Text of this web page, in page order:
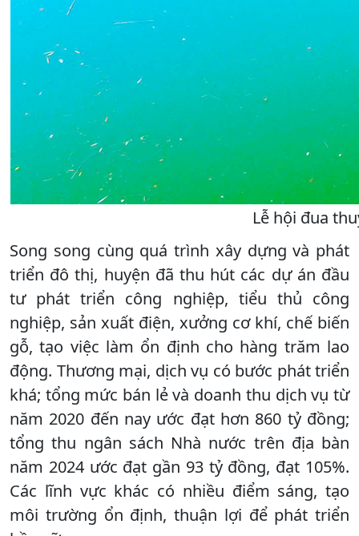
Lễ hội đua
Song song cùng quá trình xây dựng và phát
triển đô thị, huyện đã thu hút các dự án đầu
tư phát triển công nghiệp, tiểu thủ công
nghiệp, sản xuất điện, xưởng cơ khí, chế biến
gỗ, tạo việc làm ổn định cho hàng trăm lao
động. Thương mại, dịch vụ có bước phát triển
khá; tổng mức bán lẻ và doanh thu dịch vụ từ
năm 2020 đến nay ước đạt hơn 860 tỷ đồng;
tổng thu ngân sách Nhà nước trên địa bàn
năm 2024 ước đạt gần 93 tỷ đồng, đạt 105%.
Các lĩnh vực khác có nhiều điểm sáng, tạo
môi trường ổn định, thuận lợi để phát triển